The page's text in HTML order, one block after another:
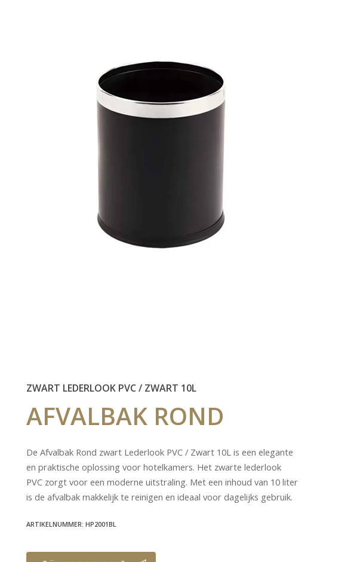
ZWART LEDERLOOK PVC / ZWART 10L
AFVALBAK ROND
De Afvalbak Rond zwart Lederlook PVC / Zwart 10L is een elegante
en praktische oplossing voor hotelkamers. Het zwarte lederlook
PVC zorgt voor een moderne uitstraling. Met een inhoud van 10 liter
is de afvalbak makkelijk te reinigen en ideaal voor dagelijks gebruik.
ARTIKELNUMMER: HP2001BL